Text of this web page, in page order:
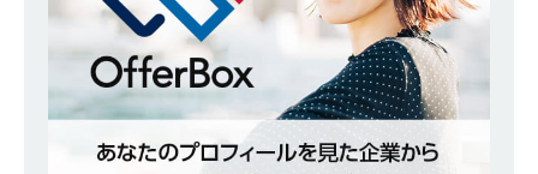
を持つグローバルメーカー ｜ 年間休日129日・
土日祝完全休み ｜ 売上高1,138億円 ｜ プライム
上場 ｜ 新電元工業
体育会積極採用企業
[ 2026年5月14日 ] 【 28卒 ｜ 適性検査合否免